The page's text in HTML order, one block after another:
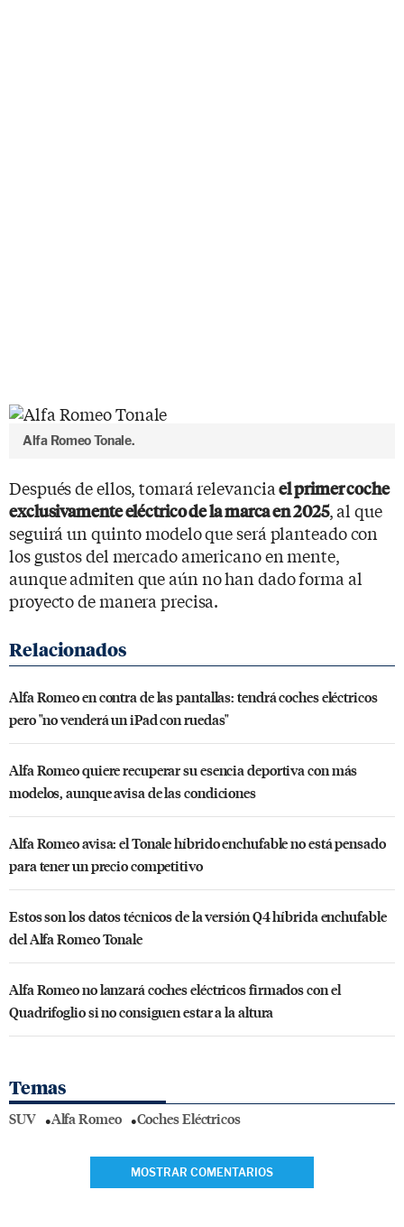
Alfa Romeo Tonale.
Después de ellos, tomará relevanciael primer coche
exclusivamente eléctrico de la marca en 2025, al que
seguirá un quinto modelo que será planteado con
los gustos del mercado americano en mente,
aunque admiten que aún no han dado forma al
proyecto de manera precisa.
Alfa Romeo en contra de las pantallas: tendrá coches eléctricos
pero "no venderá un iPad con ruedas"
Alfa Romeo quiere recuperar su esencia deportiva con más
modelos, aunque avisa de las condiciones
Alfa Romeo avisa: el Tonale híbrido enchufable no está pensado
para tener un precio competitivo
Estos son los datos técnicos de la versión Q4 híbrida enchufable
del Alfa Romeo Tonale
Alfa Romeo no lanzará coches eléctricos firmados con el
Quadrifoglio si no consiguen estar a la altura
Temas
SUV Alfa Romeo Coches Eléctricos
MOSTRAR COMENTARIOS